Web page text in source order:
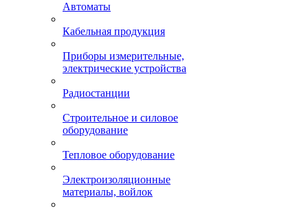
Автоматы
Кабельная продукция
Приборы измерительные,
электрические устройства
Радиостанции
Строительное и силовое
оборудование
Тепловое оборудование
Электроизоляционные
материалы, войлок